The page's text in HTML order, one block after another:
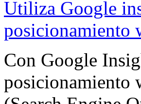
Con Google
posicionamiento